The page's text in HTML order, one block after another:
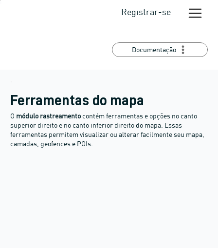
Documentação
Registrar-se
Ferramentas do mapa
O módulo rastreamento contém ferramentas e opções no canto
superior direito e no canto inferior direito do mapa. Essas
ferramentas permitem visualizar ou alterar facilmente seu mapa,
camadas, geofences e POIs.